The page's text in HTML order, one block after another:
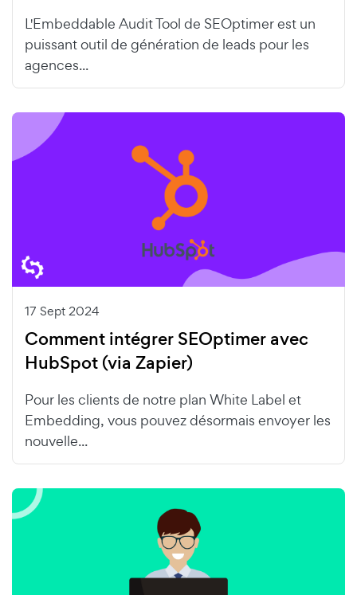
L'Embeddable Audit Tool de SEOptimer est un
puissant outil de génération de leads pour les
agences...
17 Sept 2024
Comment intégrer SEOptimer avec
HubSpot (via Zapier)
Pour les clients de notre plan White Label et
Embedding, vous pouvez désormais envoyer les
nouvelle...